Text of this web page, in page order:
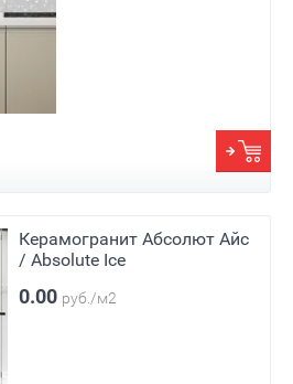
Керамогранит Абсолют Айс
/ Absolute Ice
0.00 руб./м2